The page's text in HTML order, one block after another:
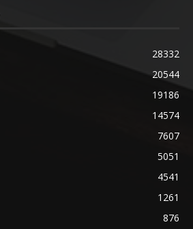
28332
20544
19186
14574
7607
5051
4541
1261
876